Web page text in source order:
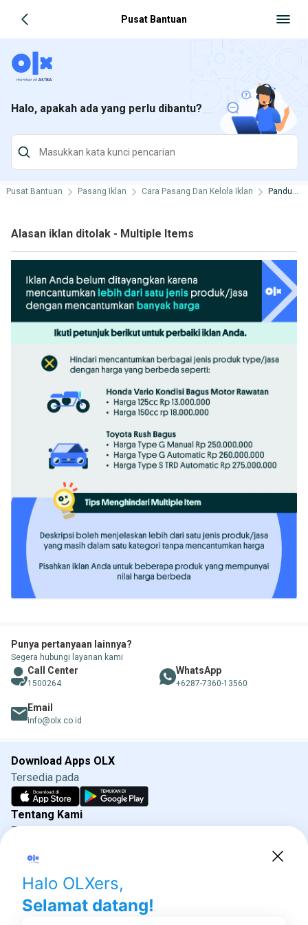
Pusat Bantuan
Halo, apakah ada yang perlu dibantu?
Pusat Bantuan Pasang Iklan Cara Pasang Dan Kelola Iklan Panduan Pasang Iklan
Alasan iklan ditolak - Multiple Items
Punya pertanyaan lainnya?
Segera hubungi layanan kami
Call Center
1500264
WhatsApp
+6287-7360-13560
Email
info@olx.co.id
Download Apps OLX
Tersedia pada
Tentang Kami
Tentang OLX
Direktorat Jenderal Perlindungan Konsumen dan
Tertib Niaga
Kementrian Perdagangan 085311111010 (WhatsApp)
Social media OLX